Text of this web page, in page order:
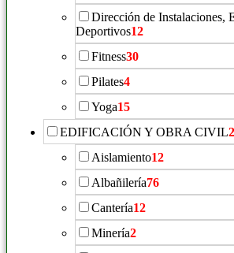
Dirección de Instalaciones,
Deportivos12
Fitness30
Pilates4
Yoga15
EDIFICACIÓN Y OBRA CIVIL
Aislamiento12
Albañilería76
Cantería12
Minería2